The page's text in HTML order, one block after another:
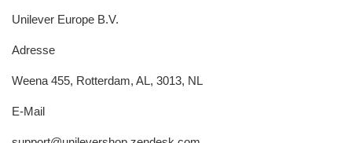
Unilever Europe B.V.
Adresse
Weena 455, Rotterdam, AL, 3013, NL
E-Mail